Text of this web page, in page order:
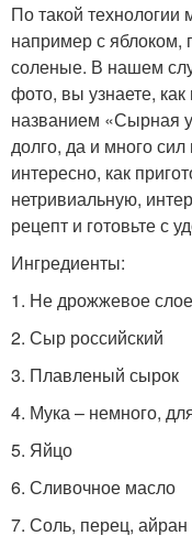
По такой технологии
например с
соленые. В нашем
фото, вы узнаете,
названием «Сырная
долго, да и много
интересно, как
нетривиальную,
рецепт и готовьте с
Ингредиенты:
1. Не дрожжевое
2. Сыр российский
3. Плавленый сырок
4. Мука – немного,
5. Яйцо
6. Сливочное масло
7. Соль, перец, айран